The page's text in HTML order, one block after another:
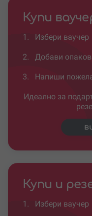
Купи
1. Избери ваучер
2. Добави
3. Напиши
Идеално за
Купи и
1. Избери ваучер